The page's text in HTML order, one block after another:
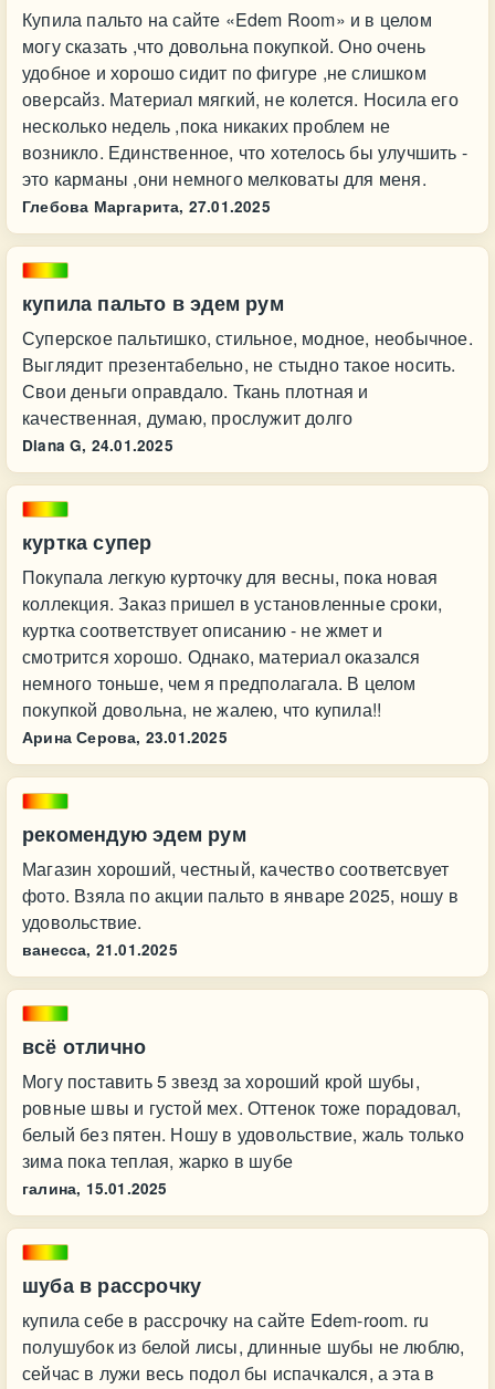
Купила пальто на сайте «Edem Room» и в целом
могу сказать ,что довольна покупкой. Оно очень
удобное и хорошо сидит по фигуре ,не слишком
оверсайз. Материал мягкий, не колется. Носила его
несколько недель ,пока никаких проблем не
возникло. Единственное, что хотелось бы улучшить -
это карманы ,они немного мелковаты для меня.
Глебова Маргарита, 27.01.2025
купила пальто в эдем рум
Суперское пальтишко, стильное, модное, необычное.
Выглядит презентабельно, не стыдно такое носить.
Свои деньги оправдало. Ткань плотная и
качественная, думаю, прослужит долго
Diana G, 24.01.2025
куртка супер
Покупала легкую курточку для весны, пока новая
коллекция. Заказ пришел в установленные сроки,
куртка соответствует описанию - не жмет и
смотрится хорошо. Однако, материал оказался
немного тоньше, чем я предполагала. В целом
покупкой довольна, не жалею, что купила!!
Арина Серова, 23.01.2025
рекомендую эдем рум
Магазин хороший, честный, качество соответсвует
фото. Взяла по акции пальто в январе 2025, ношу в
удовольствие.
ванесса, 21.01.2025
всё отлично
Могу поставить 5 звезд за хороший крой шубы,
ровные швы и густой мех. Оттенок тоже порадовал,
белый без пятен. Ношу в удовольствие, жаль только
зима пока теплая, жарко в шубе
галина, 15.01.2025
шуба в рассрочку
купила себе в рассрочку на сайте Edem-room. ru
полушубок из белой лисы, длинные шубы не люблю,
сейчас в лужи весь подол бы испачкался, а эта в